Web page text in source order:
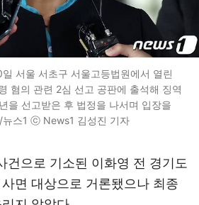
서울 서초구 서울고등법원에서 열린
혐의 관련 2심 선고 공판에 출석해 징역
을 선고받은 후 법정을 나서며 입장을
스1 ⓒ News1 김성진 기자
건으로 기소된 이화영 전 경기도
면 대상으로 거론됐으나 최종